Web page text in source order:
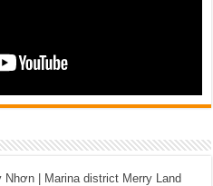
Nhơn | Marina district Merry Land